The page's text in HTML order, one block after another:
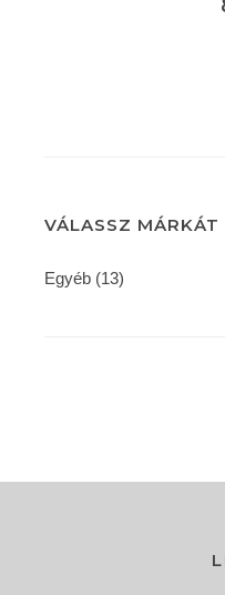
VÁLASSZ MÁRKÁT
Egyéb (13)